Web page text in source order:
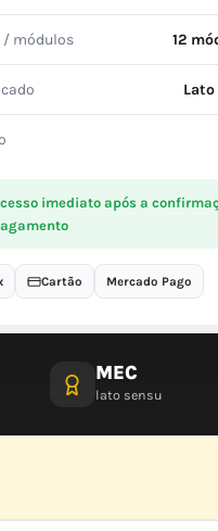
/ módulos 12
Lato
imediato após a
Cartão Mercado Pago
MEC
lato sensu